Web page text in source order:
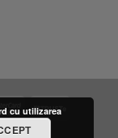
cu utilizarea